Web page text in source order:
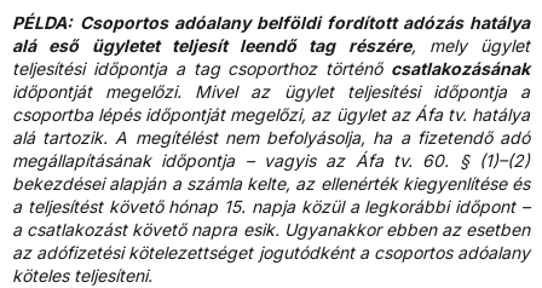
PÉLDA: Csoportos adóalany belföldi fordított adózás hatálya
alá eső ügyletet teljesít leendő tag részére, mely ügylet
teljesítési időpontja a tag csoporthoz történő csatlakozásának
időpontját megelőzi. Mivel az ügylet teljesítési időpontja a
csoportba lépés időpontját megelőzi, az ügylet az Áfa tv. hatálya
alá tartozik. A megítélést nem befolyásolja, ha a fizetendő adó
megállapításának időpontja – vagyis az Áfa tv. 60. § (1)–(2)
bekezdései alapján a számla kelte, az ellenérték kiegyenlítése és
a teljesítést követő hónap 15. napja közül a legkorábbi időpont –
a csatlakozást követő napra esik. Ugyanakkor ebben az esetben
az adófizetési kötelezettséget jogutódként a csoportos adóalany
köteles teljesíteni.